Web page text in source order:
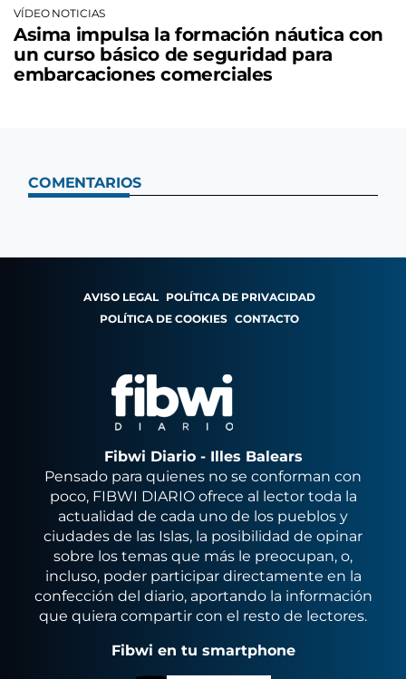
VÍDEO NOTICIAS
Asima impulsa la formación náutica con
un curso básico de seguridad para
embarcaciones comerciales
COMENTARIOS
AVISO LEGAL POLÍTICA DE PRIVACIDAD
POLÍTICA DE COOKIES CONTACTO
Fibwi Diario - Illes Balears
Pensado para quienes no se conforman con
poco, FIBWI DIARIO ofrece al lector toda la
actualidad de cada uno de los pueblos y
ciudades de las Islas, la posibilidad de opinar
sobre los temas que más le preocupan, o,
incluso, poder participar directamente en la
confección del diario, aportando la información
que quiera compartir con el resto de lectores.
Fibwi en tu smartphone